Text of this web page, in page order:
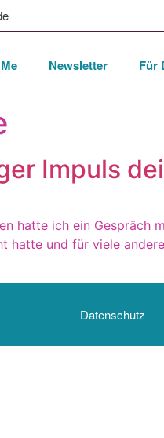
Newsletter Für
Impuls
hatte ich ein Gespräch
und für viele
Datenschutz